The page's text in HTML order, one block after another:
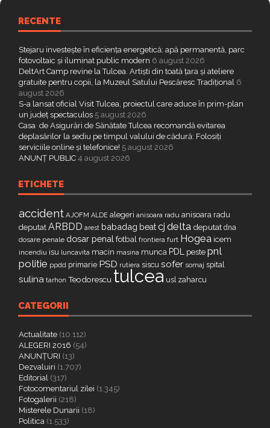
RECENTE
Stejaru investește în eficiența energetică: apă permanentă, parc
fotovoltaic și iluminat public modern 6 august 2026
DeltArt Camp revine la Tulcea. Artiști din toată țara și ateliere
gratuite pentru copii, la Muzeul Satului Pescăresc Tradițional 6
august 2026
S-a lansat oficial Visit Tulcea, proiectul care aduce în prim-plan
un județ spectaculos 5 august 2026
Casa de Asigurări de Sănătate Tulcea recomandă evitarea
deplasărilor la sediu pe timpul valului de cădură: Folosiți
serviciile online și telefonice! 5 august 2026
ANUNȚ PUBLIC 4 august 2026
ETICHETE
accident AJOFM ALDE alegeri anisoara radu anisoara radu
deputat ARBDD arest babadag beatcj delta deputat dna
dosare penale dosar penal fotbal frontiera furt Hogea icem
incendiu isu luncavita macin masina munca PDL peste pnl
politie ppdd primarie PSD rutiera siscu sofer somaj spital
sulina tarhon Teodorescu tulcea usl zaharcu
CATEGORII
Actualitate (10.112)
ALEGERI 2016 (54)
ANUNȚURI (13)
Dezvaluiri (1.707)
Editorial (317)
Fotocomentariul zilei (1.345)
Fotogalerii (218)
Misterele Dunarii (18)
Politica (1.533)